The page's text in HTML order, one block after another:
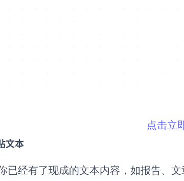
点击立
文本
已经有了现成的文本内容，如报告、